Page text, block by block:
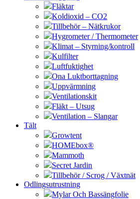
Fläktar
Koldioxid – CO2
Tillbehör – Nätkrukor
Hygrometer / Thermometer
Klimat – Styrning/kontroll
Kulfilter
Luftfuktighet
Ona Luktborttagning
Uppvärmning
Ventilationskit
Fläkt – Utsug
Ventilation – Slangar
Tält
Growtent
HOMEbox®
Mammoth
Secret Jardin
Tillbehör / Scrog / Växtnät
Odlingsutrustning
Mylar Och Bassängfolie